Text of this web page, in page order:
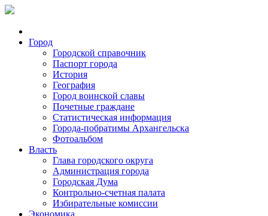
Город
Городской справочник
Паспорт города
История
География
Город воинской славы
Почетные граждане
Статистическая информация
Города-побратимы Архангельска
Фотоальбом
Власть
Глава городского округа
Администрация города
Городская Дума
Контрольно-счетная палата
Избирательные комиссии
Экономика